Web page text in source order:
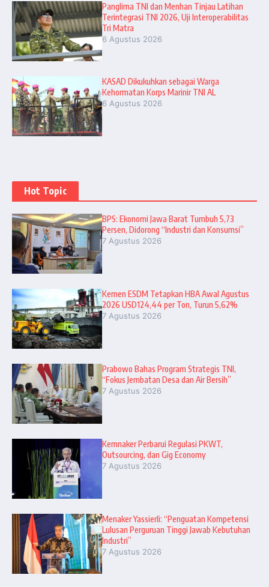
Panglima TNI dan Menhan Tinjau Latihan
Terintegrasi TNI 2026, Uji Interoperabilitas
Tri Matra
6 Agustus 2026
KASAD Dikukuhkan sebagai Warga
Kehormatan Korps Marinir TNI AL
6 Agustus 2026
Hot Topic
BPS: Ekonomi Jawa Barat Tumbuh 5,73
Persen, Didorong “Industri dan Konsumsi”
7 Agustus 2026
Kemen ESDM Tetapkan HBA Awal Agustus
2026 USD124,44 per Ton, Turun 5,62%
7 Agustus 2026
Prabowo Bahas Program Strategis TNI,
“Fokus Jembatan Desa dan Air Bersih”
7 Agustus 2026
Kemnaker Perbarui Regulasi PKWT,
Outsourcing, dan Gig Economy
7 Agustus 2026
Menaker Yassierli: “Penguatan Kompetensi
Lulusan Perguruan Tinggi Jawab Kebutuhan
Industri”
7 Agustus 2026